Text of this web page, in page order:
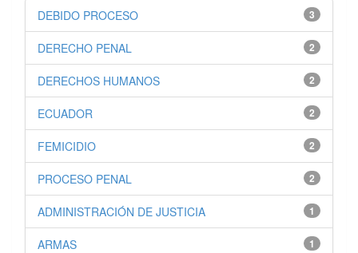
3
DEBIDO PROCESO
2
DERECHO PENAL
2
DERECHOS HUMANOS
2
ECUADOR
2
FEMICIDIO
2
PROCESO PENAL
1
ADMINISTRACIÓN DE JUSTICIA
1
ARMAS